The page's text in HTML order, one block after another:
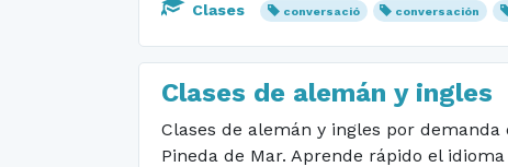
Clases conversació conversación
Clases de alemán y ingles
Clases de alemán y ingles por
Pineda de Mar. Aprende rápido el